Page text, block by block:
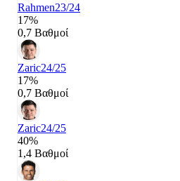
Rahmen23/24
17%
0,7 Βαθμοί
Zaric24/25
17%
0,7 Βαθμοί
Zaric24/25
40%
1,4 Βαθμοί